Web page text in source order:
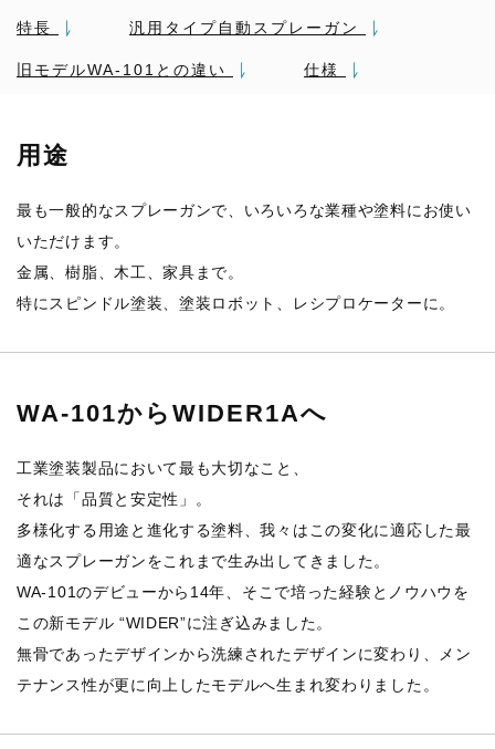
特長 汎用タイプ自動スプレーガン
旧モデルWA-101との違い 仕様
用途
最も一般的なスプレーガンで、いろいろな業種や塗料にお使い
いただけます。
金属、樹脂、木工、家具まで。
特にスピンドル塗装、塗装ロボット、レシプロケーターに。
WA-101からWIDER1Aへ
工業塗装製品において最も大切なこと、
それは「品質と安定性」。
多様化する用途と進化する塗料、我々はこの変化に適応した最
適なスプレーガンをこれまで生み出してきました。
WA-101のデビューから14年、そこで培った経験とノウハウを
この新モデル “WIDER”に注ぎ込みました。
無骨であったデザインから洗練されたデザインに変わり、メン
テナンス性が更に向上したモデルへ生まれ変わりました。